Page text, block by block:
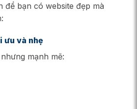
để bạn có website đẹp mà
ưu và nhẹ
mạnh mẽ: